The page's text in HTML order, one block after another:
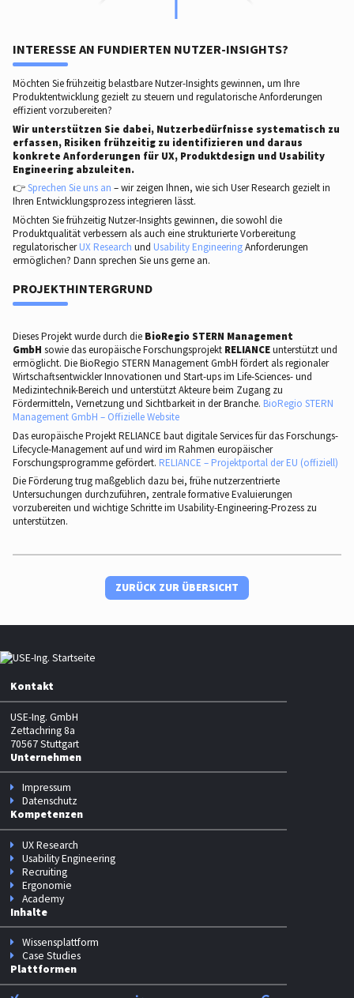
INTERESSE AN FUNDIERTEN NUTZER-INSIGHTS?
Möchten Sie frühzeitig belastbare Nutzer-Insights gewinnen, um Ihre
Produktentwicklung gezielt zu steuern und regulatorische Anforderungen
effizient vorzubereiten?
Wir unterstützen Sie dabei, Nutzerbedürfnisse systematisch zu
erfassen, Risiken frühzeitig zu identifizieren und daraus
konkrete Anforderungen für UX, Produktdesign und Usability
Engineering abzuleiten.
👉Sprechen Sie uns an – wir zeigen Ihnen, wie sich User Research gezielt in
Ihren Entwicklungsprozess integrieren lässt.
Möchten Sie frühzeitig Nutzer-Insights gewinnen, die sowohl die
Produktqualität verbessern als auch eine strukturierte Vorbereitung
regulatorischerUX Research und Usability EngineeringAnforderungen
ermöglichen? Dann sprechen Sie uns gerne an.
PROJEKTHINTERGRUND
Dieses Projekt wurde durch die BioRegio STERN Management
GmbH sowie das europäische Forschungsprojekt RELIANCEunterstützt und
ermöglicht. Die BioRegio STERN Management GmbH fördert als regionaler
Wirtschaftsentwickler Innovationen und Start-ups im Life-Sciences- und
Medizintechnik-Bereich und unterstützt Akteure beim Zugang zu
Fördermitteln, Vernetzung und Sichtbarkeit in der Branche. BioRegio STERN
Management GmbH – Offizielle Website
Das europäische Projekt RELIANCE baut digitale Services für das Forschungs-
Lifecycle-Management auf und wird im Rahmen europäischer
Forschungsprogramme gefördert. RELIANCE – Projektportal der EU (offiziell)
Die Förderung trug maßgeblich dazu bei, frühe nutzerzentrierte
Untersuchungen durchzuführen, zentrale formative Evaluierungen
vorzubereiten und wichtige Schritte im Usability-Engineering-Prozess zu
unterstützen.
ZURÜCK ZUR ÜBERSICHT
Kontakt
USE-Ing. GmbH
Zettachring 8a
70567 Stuttgart
Unternehmen
Impressum
Datenschutz
Kompetenzen
UX Research
Usability Engineering
Recruiting
Ergonomie
Academy
Inhalte
Wissensplattform
Case Studies
Plattformen